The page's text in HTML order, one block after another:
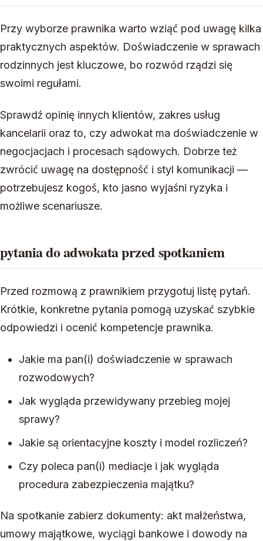
Przy wyborze prawnika warto wziąć pod uwagę kilka
praktycznych aspektów. Doświadczenie w sprawach
rodzinnych jest kluczowe, bo rozwód rządzi się
swoimi regułami.
Sprawdź opinię innych klientów, zakres usług
kancelarii oraz to, czy adwokat ma doświadczenie w
negocjacjach i procesach sądowych. Dobrze też
zwrócić uwagę na dostępność i styl komunikacji —
potrzebujesz kogoś, kto jasno wyjaśni ryzyka i
możliwe scenariusze.
pytania do adwokata przed spotkaniem
Przed rozmową z prawnikiem przygotuj listę pytań.
Krótkie, konkretne pytania pomogą uzyskać szybkie
odpowiedzi i ocenić kompetencje prawnika.
Jakie ma pan(i) doświadczenie w sprawach
rozwodowych?
Jak wygląda przewidywany przebieg mojej
sprawy?
Jakie są orientacyjne koszty i model rozliczeń?
Czy poleca pan(i) mediacje i jak wygląda
procedura zabezpieczenia majątku?
Na spotkanie zabierz dokumenty: akt małżeństwa,
umowy majątkowe, wyciągi bankowe i dowody na